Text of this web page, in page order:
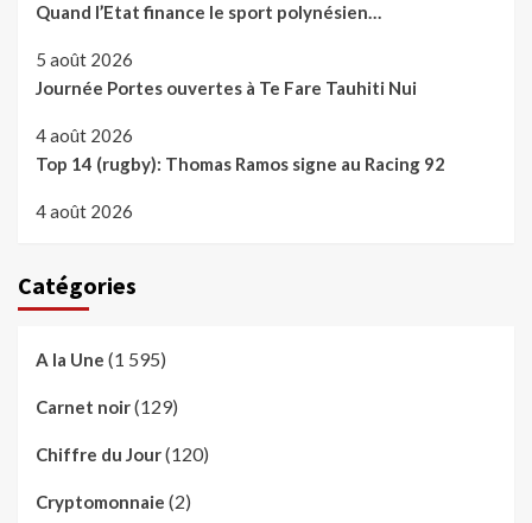
Quand l’Etat finance le sport polynésien…
5 août 2026
Journée Portes ouvertes à Te Fare Tauhiti Nui
4 août 2026
Top 14 (rugby): Thomas Ramos signe au Racing 92
4 août 2026
Catégories
A la Une (1 595)
Carnet noir(129)
Chiffre du Jour(120)
Cryptomonnaie (2)